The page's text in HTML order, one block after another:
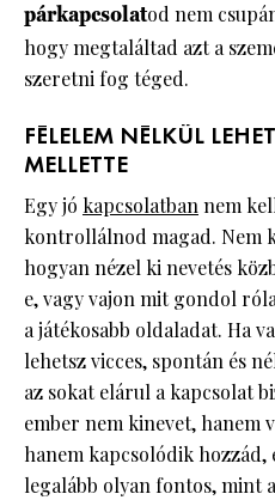
párkapcsolatod nem
hogy megtaláltad azt a
szeretni fog téged.
FÉLELEM NÉLKÜL
MELLETTE
Egy jó kapcsolatbannem
kontrollálnod magad. Nem
hogyan nézel ki nevetés
e, vagy vajon mit gondol
a játékosabb oldaladat. Ha
lehetsz vicces, spontán és
az sokat elárul a kapcsolat
ember nem kinevet, hanem
hanem kapcsolódik hozzád,
legalább olyan fontos, mint